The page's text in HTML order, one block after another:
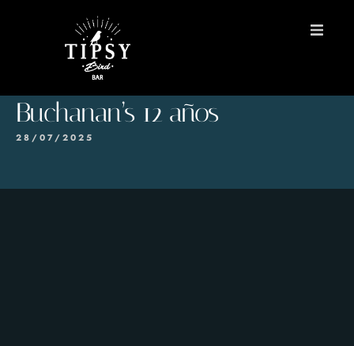
MENÚS
Buchanan’s 12 años
28/07/2025